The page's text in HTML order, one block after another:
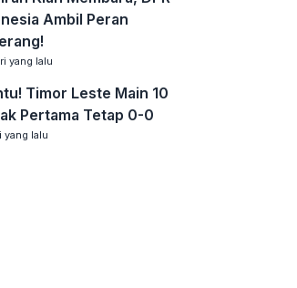
Ambil Peran
yang lalu
Timor Leste Main 10
Pertama Tetap 0-0
lalu